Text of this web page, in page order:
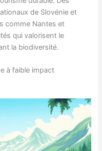
de Slovénie et
comme Nantes et
qui valorisent le
la biodiversité.
à faible impact